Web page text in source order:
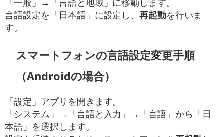
言語設定を「日本語」に設定し、 再起動を行いま
す。
スマートフォンの言語設定変更手順
（Androidの場合）
「設定」アプリを開きます。
「システム」→「言語と入力」→「言語」から「日
本語」を選択します。